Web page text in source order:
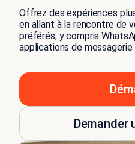
Offrez des expériences
en allant à la rencontre de
préférés, y compris
applications de messagerie
Demander